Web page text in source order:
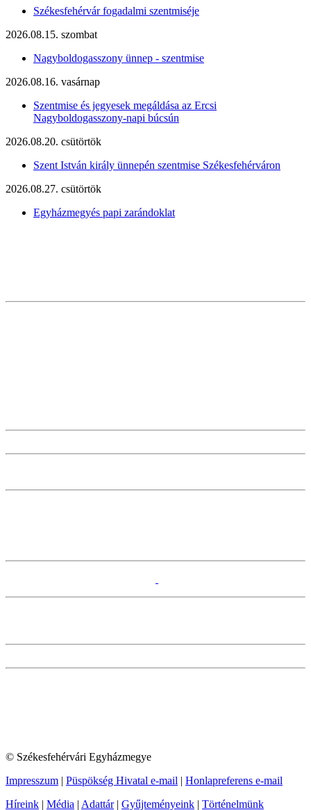
Székesfehérvár fogadalmi szentmiséje
2026.08.15. szombat
Nagyboldogasszony ünnep - szentmise
2026.08.16. vasárnap
Szentmise és jegyesek megáldása az Ercsi
Nagyboldogasszony-napi búcsún
2026.08.20. csütörtök
Szent István király ünnepén szentmise Székesfehérváron
2026.08.27. csütörtök
Egyházmegyés papi zarándoklat
© Székesfehérvári Egyházmegye
Impresszum | Püspökség Hivatal e-mail | Honlapreferens e-mail
Híreink | Média | Adattár| Gyűjteményeink | Történelmünk